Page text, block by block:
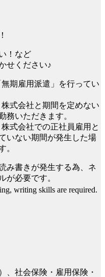
！など
せください♪
期雇用派遣」を行ってい
式会社と期間を定めない
務いただきます。
式会社での正社員雇用と
いない期間が発生した場
。
み書きが発生する為、ネ
が必要です。
writing skills are required.
社会保険・雇用保険・